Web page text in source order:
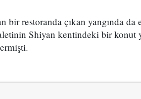
restoranda çıkan yangında da
Shiyan kentindeki bir konut